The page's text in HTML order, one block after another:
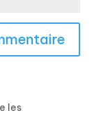
les